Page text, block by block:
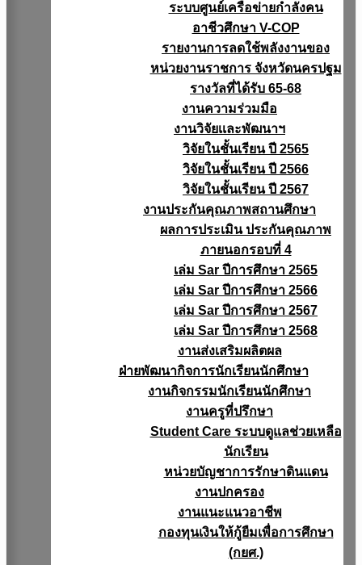
ระบบศูนย์เครือข่ายกำลังคน
อาชีวศึกษา V-COP
รายงานการลดใช้พลังงานของ
หน่วยงานราชการ จังหวัดนครปฐม
รางวัลที่ได้รับ 65-68
งานความร่วมมือ
งานวิจัยเเละพัฒนาฯ
วิจัยในชั้นเรียน ปี 2565
วิจัยในชั้นเรียน ปี 2566
วิจัยในชั้นเรียน ปี 2567
งานประกันคุณภาพสถานศึกษา
ผลการประเมิน ประกันคุณภาพ
ภายนอกรอบที่ 4
เล่ม Sar ปีการศึกษา 2565
เล่ม Sar ปีการศึกษา 2566
เล่ม Sar ปีการศึกษา 2567
เล่ม Sar ปีการศึกษา 2568
งานส่งเสริมผลิตผล
ฝ่ายพัฒนากิจการนักเรียนนักศึกษา
งานกิจกรรมนักเรียนนักศึกษา
งานครูที่ปรึกษา
Student Care ระบบดูแลช่วยเหลือ
นักเรียน
หน่วยบัญชาการรักษาดินแดน
งานปกครอง
งานแนะแนวอาชีพ
กองทุนเงินให้กู้ยืมเพื่อการศึกษา
(กยศ.)